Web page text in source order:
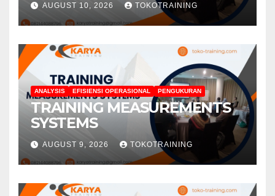
AUGUST 10, 2026 TOKOTRAINING
ANALYSIS EFISIENSI OPERASIONAL PENGUKURAN
TRAINING MEASUREMENTS
SYSTEMS
AUGUST 9, 2026 TOKOTRAINING